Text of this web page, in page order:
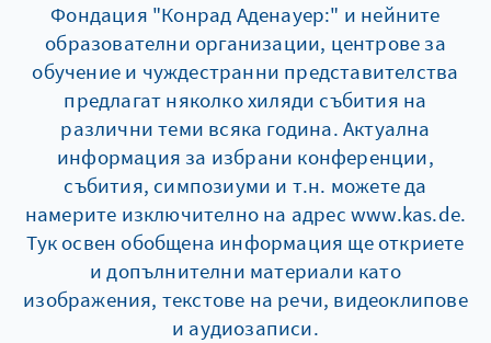
Фондация "Конрад Аденауер:" и нейните
образователни организации, центрове за
обучение и чуждестранни представителства
предлагат няколко хиляди събития на
различни теми всяка година. Актуална
информация за избрани конференции,
събития, симпозиуми и т.н. можете да
намерите изключително на адрес www.kas.de.
Тук освен обобщена информация ще откриете
и допълнителни материали като
изображения, текстове на речи, видеоклипове
и аудиозаписи.